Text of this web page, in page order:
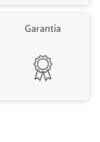
Garantía